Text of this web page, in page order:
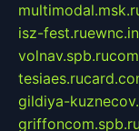
isz-fest.ru
volnav.spb.ru
tesiaes.ru
gildiya-
griffoncom.spb.ru